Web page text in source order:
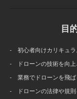
目
- 初心者向けカリキュラ
- ドローンの技術を向上
- 業務でドローンを飛ば
- ドローンの法律や規則